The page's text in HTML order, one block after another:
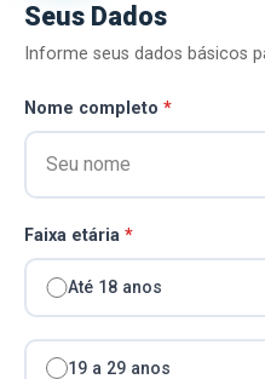
Seus Dados
Informe seus dados básicos
Nome completo *
Faixa etária *
Até 18 anos
19 a 29 anos
Home
Meio
PRESTAÇÃO DE